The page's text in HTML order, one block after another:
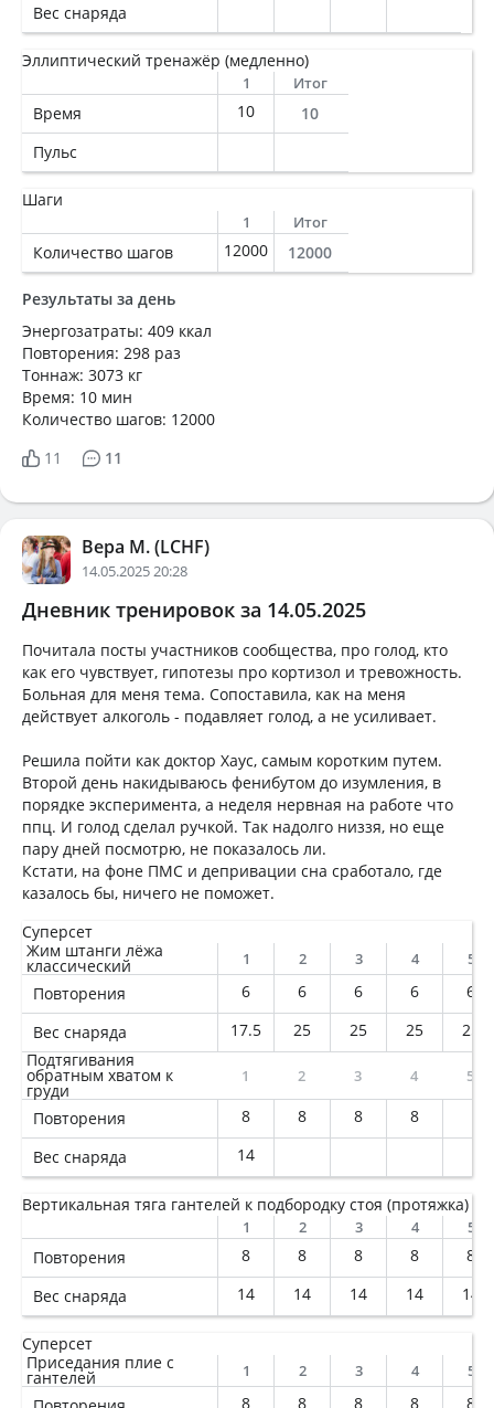
Вес снаряда
Эллиптический тренажёр (медленно)
1 Итог
Время 10
10
Пульс
Шаги
1 Итог
Количество шагов 12000 12000
Результаты за день
Энергозатраты: 409 ккал
Повторения: 298 раз
Тоннаж: 3073 кг
Время: 10 мин
Количество шагов: 12000
11
11
Вера М. (LCHF)
14.05.2025 20:28
Дневник тренировок за 14.05.2025
Почитала посты участников сообщества, про голод, кто
как его чувствует, гипотезы про кортизол и тревожность.
Больная для меня тема. Сопоставила, как на меня
действует алкоголь - подавляет голод, а не усиливает.
Решила пойти как доктор Хаус, самым коротким путем.
Второй день накидываюсь фенибутом до изумления, в
порядке эксперимента, а неделя нервная на работе что
ппц. И голод сделал ручкой. Так надолго низзя, но еще
пару дней посмотрю, не показалось ли.
Кстати, на фоне ПМС и депривации сна сработало, где
казалось бы, ничего не поможет.
Суперсет
Жим штанги лёжа
классический 1 2 3 4 5
Повторения 6 6 6 6
6
Вес снаряда
17.5 25 25 25
25
Подтягивания
обратным хватом к
груди
1 2 3 4 5
Повторения 8 8 8
8
Вес снаряда
14
Вертикальная тяга гантелей к подбородку стоя (протяжка)
1 2 3 4 5
Повторения 8 8 8 8
8
Вес снаряда
14 14 14 14 14
Суперсет
Приседания плие с
гантелей 1 2 3 4 5
8 8 8 8 8